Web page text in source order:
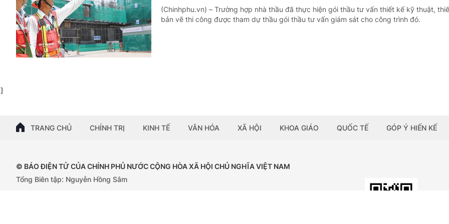
(Chinhphu.vn) – Trường hợp nhà thầu đã thực hiện gói thầu tư vấn thiết kế kỹ thuật,
bản vẽ thi công được tham dự thầu gói thầu tư vấn giám sát cho công trình đó.
}
TRANG CHỦ CHÍNH TRỊ KINH TẾ VĂN HÓA XÃ HỘI KHOA GIÁO QUỐC TẾ GÓP Ý HIẾN KẾ
© BÁO ĐIỆN TỬ CỦA CHÍNH PHỦ NƯỚC CỘNG HÒA XÃ HỘI CHỦ NGHĨA VIỆT NAM
Tổng Biên tập: Nguyễn Hồng Sâm